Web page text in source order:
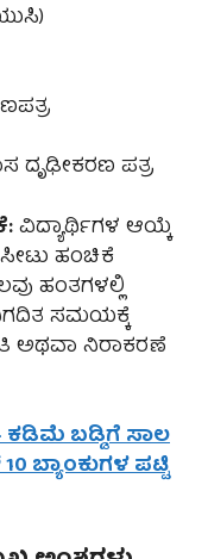
ದೃಢೀಕರಣ ಪತ್ರ
ವಿದ್ಯಾರ್ಥಿಗಳ ಆಯ್ಕೆ
ಹಂಚಿಕೆ
ಹಂತಗಳಲ್ಲಿ
ಸಮಯಕ್ಕೆ
ಅಥವಾ ನಿರಾಕರಣೆ
ಕಡಿಮೆ ಬಡ್ಡಿಗೆ ಸಾಲ
ಬ್ಯಾಂಕುಗಳ ಪಟ್ಟಿ